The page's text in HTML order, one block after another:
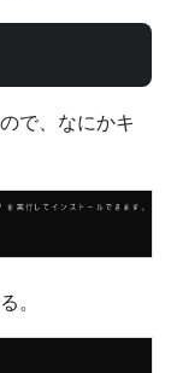
で、なにかキ
。